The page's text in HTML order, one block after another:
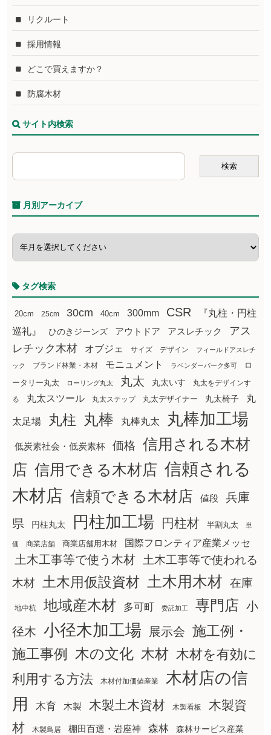
リクルート
採用情報
どこで買えますか？
防腐木材
サイト内検索
月別アーカイブ
タグ検索
20cm 25cm 30cm 40cm 300mm CSR
『丸柱・円柱
巡礼』
ひのきジーンズ アウトドア アスレチック
アス
レチック木材
オブジェ サイズ デザイン フィールドアスレチ
ック ブランド林業・木材 モニュメント ラベンダーパーク多可
ロ
ータリー丸太
ローリング丸太 丸太 丸太いす
丸太をデザインす
る
丸太スツール 丸太ステップ 丸太デザイナー 丸太椅子 丸
太足場 丸柱 丸棒 丸棒丸太 丸棒加工場
低炭素社会・低炭素杯 価格
信用される木材
店 信用できる木材店 信頼される
木材店 信頼できる木材店 値段
兵庫
県
円柱丸太 円柱加工場 円柱材 半割丸太 単
価 商業店舗 商業店舗用木材 国際フロンティア産業メッセ
土木工事等で使う木材
土木工事等で使われる
木材
土木用仮設資材 土木用木材 在庫
地中杭 地域産木材 多可町 委託加工 専門店 小
径木 小径木加工場 展示会 施工例・
施工事例
木の文化 木材 木材を有効に
利用する方法
木材付加価値産業
木材店の信
用
木育 木製 木製土木資材 木製看板
木製資
材
木製鳥居 棚田百選・岩座神 森林 森林サービス産業